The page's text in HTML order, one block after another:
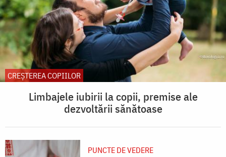
CREŞTEREA COPIILOR
Limbajele iubirii la copii, premise ale
dezvoltării sănătoase
PUNCTE DE VEDERE